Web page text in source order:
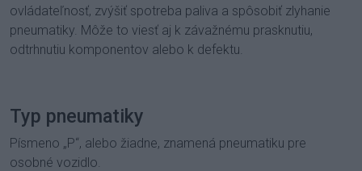
ovládateľnosť, zvýšiť spotreba paliva a spôsobiť zlyhanie
pneumatiky. Môže to viesť aj k závažnému prasknutiu,
odtrhnutiu komponentov alebo k defektu.
Typ pneumatiky
Písmeno „P“, alebo žiadne, znamená pneumatiku pre
osobné vozidlo.